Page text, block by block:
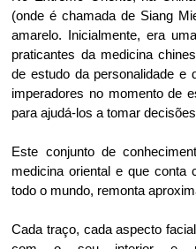
(onde é chamada de Siang
amarelo. Inicialmente, era
praticantes da medicina
de estudo da personalidade e
imperadores no momento de
para ajudá-los a tomar
Este conjunto de
medicina oriental e que conta
todo o mundo, remonta
Cada traço, cada aspecto